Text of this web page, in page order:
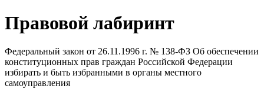
Правовой лабиринт
Федеральный закон от 26.11.1996 г. № 138-ФЗ Об обеспечении
конституционных прав граждан Российской Федерации
избирать и быть избранными в органы местного
самоуправления